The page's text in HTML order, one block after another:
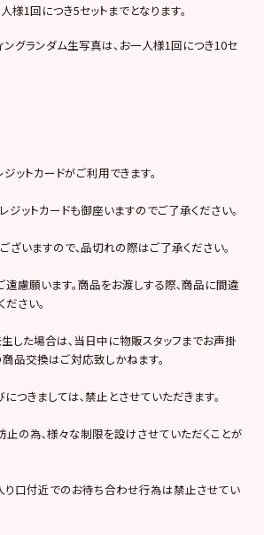
1回につき5セットまでとなります。
グランダム生写真は、お一人様1回につき10セ
ットカードがご利用できます。
ットカードも御座いますのでご了承ください。
いますので､品切れの際はご了承ください。
慮願います。商品をお渡しする際､商品に間違
さい。
した場合は､当日中に物販スタッフまでお声掛
品交換はご対応致しかねます。
つきましては､禁止とさせていただきます。
の為､様々な制限を設けさせていただくことが
り口付近でのお待ち合わせ行為は禁止させてい